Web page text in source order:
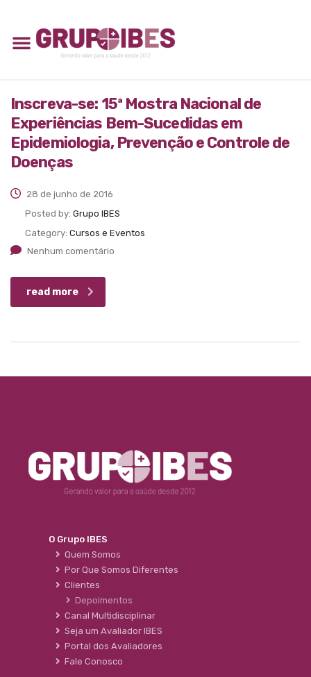
Inscreva-se: 15ª Mostra Nacional de
Experiências Bem-Sucedidas em
Epidemiologia, Prevenção e Controle de
Doenças
28 de junho de 2016
Posted by: Grupo IBES
Category: Cursos e Eventos
Nenhum comentário
read more
O Grupo IBES
Quem Somos
Por Que Somos Diferentes
Clientes
Depoimentos
Canal Multidisciplinar
Seja um Avaliador IBES
Portal dos Avaliadores
Fale Conosco